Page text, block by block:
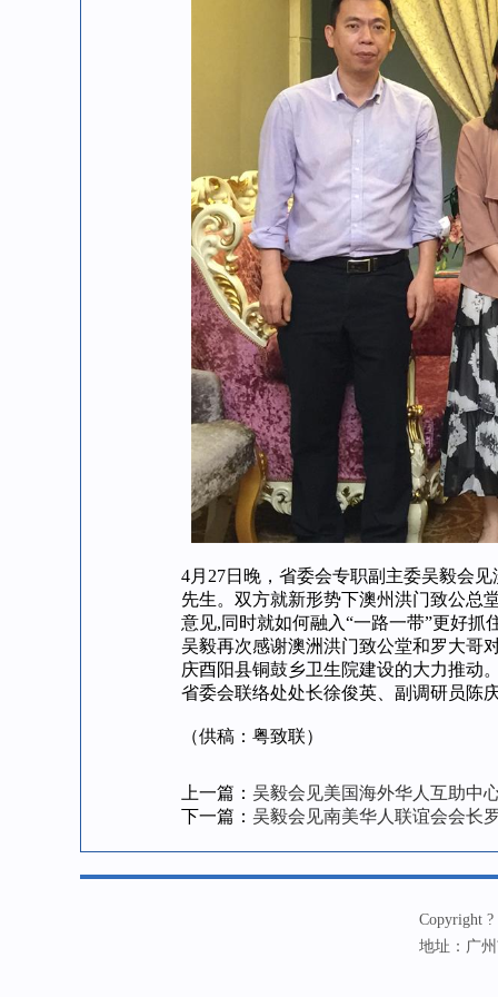
4月27日晚，省委会专职副主委吴毅会
先生。双方就新形势下澳州洪门致公总
意见,同时就如何融入“一路一带”更好抓
吴毅再次感谢澳洲洪门致公堂和罗大哥
庆酉阳县铜鼓乡卫生院建设的大力推动
省委会联络处处长徐俊英、副调研员陈
（供稿：粤致联）
上一篇： 吴毅会见美国海外华人互助中
下一篇： 吴毅会见南美华人联谊会会长
Copyright
地址：广